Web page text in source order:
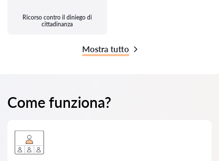
Ricorso contro il diniego di
cittadinanza
Mostra tutto
Come funziona?